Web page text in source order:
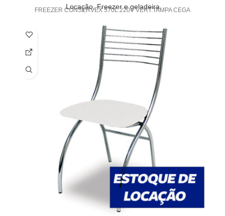
Locação,Freezer e geladeira
FREEZER CONSERVEX 570L.220V VERT.TAMPA CEGA